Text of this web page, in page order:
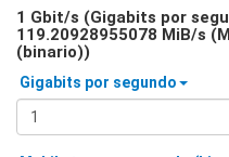
1 Gbit/s (Gigabits por
119.20928955078 MiB/s
(binario))
Gigabits por segundo